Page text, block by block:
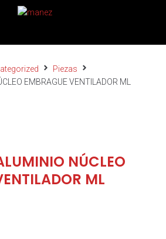
Piezas
EMBRAGUE VENTILADOR ML
NÚCLEO
ML